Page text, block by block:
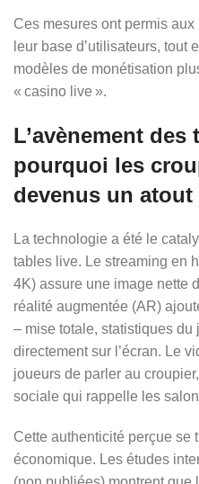
Ces mesures ont permis
leur base d’utilisateurs, tout
modèles de monétisation
« casino live ».
L’avènement des
pourquoi les
devenus un
La technologie a été le
tables live. Le streaming en
4K) assure une image nette
réalité augmentée (AR)
– mise totale, statistiques du
directement sur l’écran. Le
joueurs de parler au
sociale qui rappelle les
Cette authenticité perçue se
économique. Les études